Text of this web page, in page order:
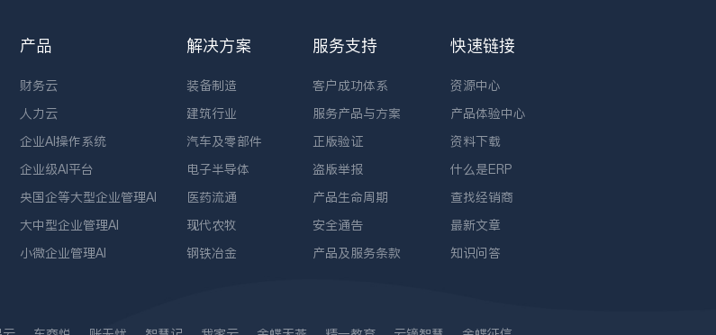
产品
财务云
人力云
企业AI操作系统
企业级AI平台
央国企等大型企业管理AI
大中型企业管理AI
小微企业管理AI
解决方案
装备制造
建筑行业
汽车及零部件
电子半导体
医药流通
现代农牧
钢铁冶金
服务支持
客户成功体系
服务产品与方案
正版验证
盗版举报
产品生命周期
安全通告
产品及服务条款
快速链接
资源中心
产品体验中心
资料下载
什么是ERP
查找经销商
最新文章
知识问答